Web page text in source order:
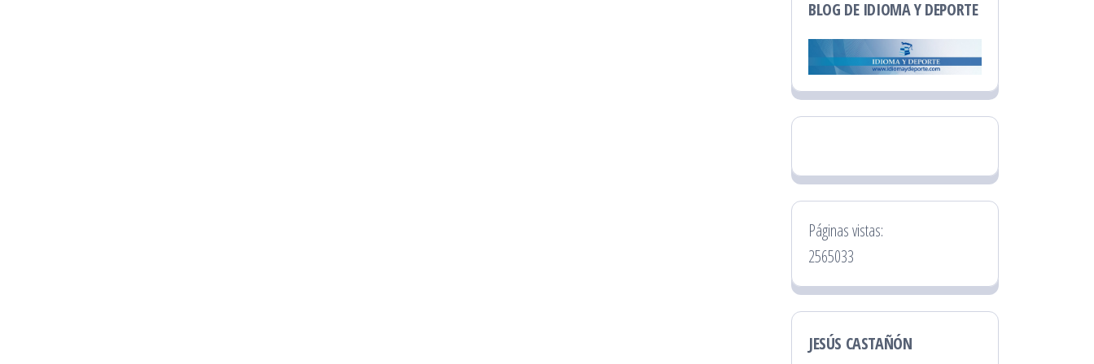
BLOG DE IDIOMA Y DEPORTE
Páginas vistas:
2565033
JESÚS CASTAÑÓN